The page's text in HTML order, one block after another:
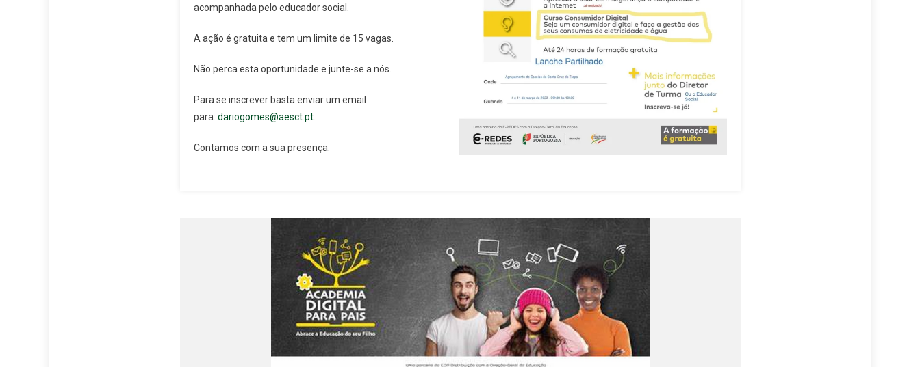
acompanhada pelo educador social.
A ação é gratuita e tem um limite de 15 vagas.
Não perca esta oportunidade e junte-se a nós.
Para se inscrever basta enviar um email
para: dariogomes@aesct.pt.
Contamos com a sua presença.